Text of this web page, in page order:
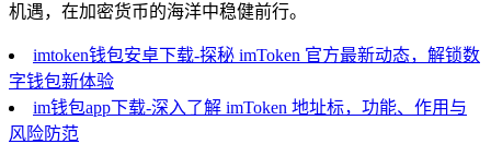
机遇，在加密货币的海洋中稳健前行。
imtoken钱包安卓下载-探秘 imToken 官方最新动态，解锁数
字钱包新体验
im钱包app下载-深入了解 imToken 地址标，功能、作用与
风险防范